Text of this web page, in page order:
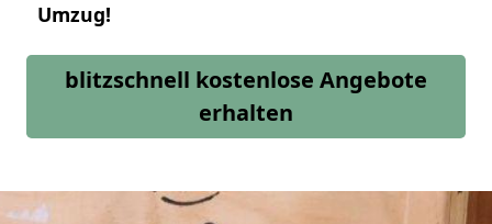
Umzug!
blitzschnell kostenlose Angebote
erhalten